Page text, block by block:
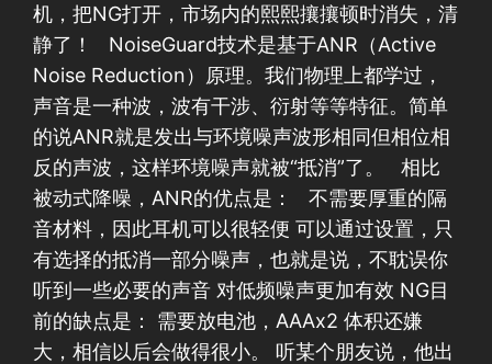
机，把NG打开，市场内的熙熙攘攘顿时消失，清
静了！ NoiseGuard技术是基于ANR（Active
Noise Reduction）原理。我们物理上都学过，
声音是一种波，波有干涉、衍射等等特征。简单
的说ANR就是发出与环境噪声波形相同但相位相
反的声波，这样环境噪声就被“抵消”了。 相比
被动式降噪，ANR的优点是： 不需要厚重的隔
音材料，因此耳机可以很轻便 可以通过设置，只
有选择的抵消一部分噪声，也就是说，不耽误你
听到一些必要的声音 对低频噪声更加有效 NG目
前的缺点是： 需要放电池，AAAx2 体积还嫌
大，相信以后会做得很小。 听某个朋友说，他出